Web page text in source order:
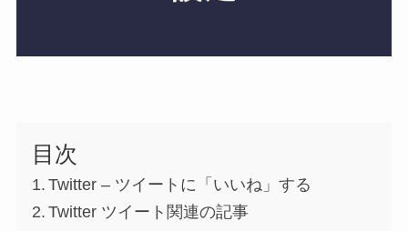
目次
Twitter – ツイートに「いいね」する
Twitter ツイート関連の記事